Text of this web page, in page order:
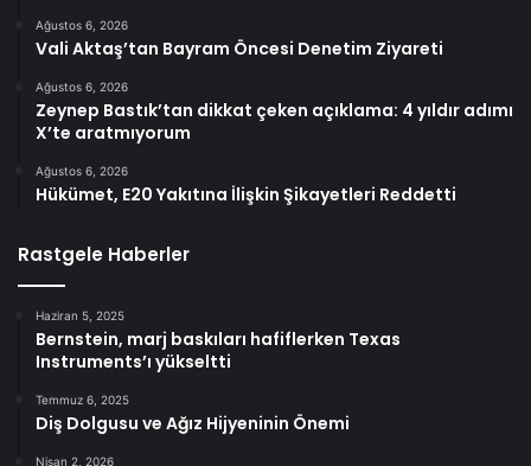
Ağustos 6, 2026
Vali Aktaş’tan Bayram Öncesi Denetim Ziyareti
Ağustos 6, 2026
Zeynep Bastık’tan dikkat çeken açıklama: 4 yıldır adımı
X’te aratmıyorum
Ağustos 6, 2026
Hükümet, E20 Yakıtına İlişkin Şikayetleri Reddetti
Rastgele Haberler
Haziran 5, 2025
Bernstein, marj baskıları hafiflerken Texas
Instruments’ı yükseltti
Temmuz 6, 2025
Diş Dolgusu ve Ağız Hijyeninin Önemi
Nisan 2, 2026